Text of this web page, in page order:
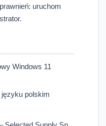
uruchom
Windows 11
polskim